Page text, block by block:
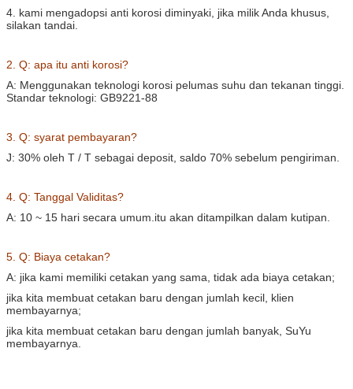
4. kami mengadopsi anti korosi diminyaki, jika milik Anda khusus,
silakan tandai.
2. Q: apa itu anti korosi?
A: Menggunakan teknologi korosi pelumas suhu dan tekanan tinggi.
Standar teknologi: GB9221-88
3. Q: syarat pembayaran?
J: 30% oleh T / T sebagai deposit, saldo 70% sebelum pengiriman.
4. Q: Tanggal Validitas?
A: 10 ~ 15 hari secara umum.itu akan ditampilkan dalam kutipan.
5. Q: Biaya cetakan?
A: jika kami memiliki cetakan yang sama, tidak ada biaya cetakan;
jika kita membuat cetakan baru dengan jumlah kecil, klien
membayarnya;
jika kita membuat cetakan baru dengan jumlah banyak, SuYu
membayarnya.